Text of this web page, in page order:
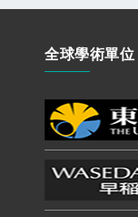
全球學術單位